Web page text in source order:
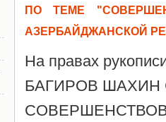
ПО ТЕМЕ
АЗЕРБАЙДЖАНСКОЙ
На правах
БАГИРОВ ШАХИН